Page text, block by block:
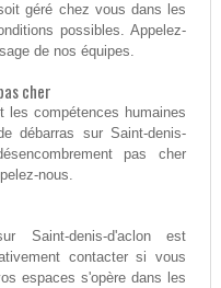
géré chez vous dans les
possibles. Appelez-
de nos équipes.
cher
les compétences humaines
débarras sur Saint-denis-
pas cher
nous.
Saint-denis-d'aclon est
contacter si vous
espaces s'opère dans les